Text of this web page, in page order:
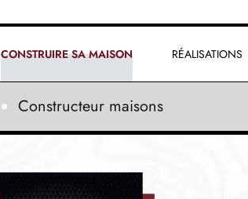
CONSTRUIRE SA MAISON RÉALISATIONS
Constructeur maisons